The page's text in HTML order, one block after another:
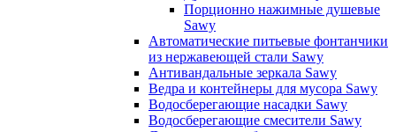
Порционно нажимные душевые
Sawy
Автоматические питьевые фонтанчики
из нержавеющей стали Sawy
Антивандальные зеркала Sawy
Ведра и контейнеры для мусора Sawy
Водосберегающие насадки Sawy
Водосберегающие смесители Sawy